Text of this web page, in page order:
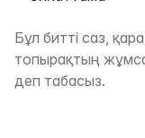
Сипаттама
Бұл битті саз,
топырақтың
деп табасыз.